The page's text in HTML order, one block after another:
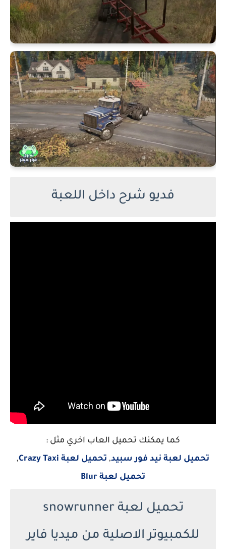
فديو شرح داخل اللعبة
كما يمكنك تحميل العاب اخري مثل :
تحميل لعبة نيد فور سبيد, تحميل لعبة Crazy Taxi
,
تحميل لعبة Blur
تحميل لعبة snowrunner
للكمبيوتر الاصلية من ميديا فاير